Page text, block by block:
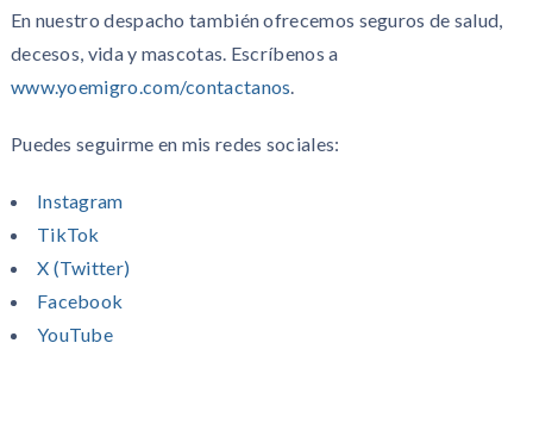
En nuestro despacho también ofrecemos seguros de salud,
decesos, vida y mascotas. Escríbenos a
www.yoemigro.com/contactanos
Puedes seguirme en mis redes sociales:
Instagram
TikTok
X (Twitter)
Facebook
YouTube